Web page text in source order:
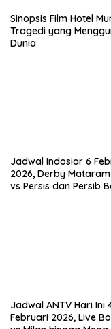
Sinopsis Film Hotel
Tragedi yang
Dunia
Jadwal Indosiar 6
2026, Derby Mataram
vs Persis dan Persib
Jadwal ANTV Hari Ini
Februari 2026, Live